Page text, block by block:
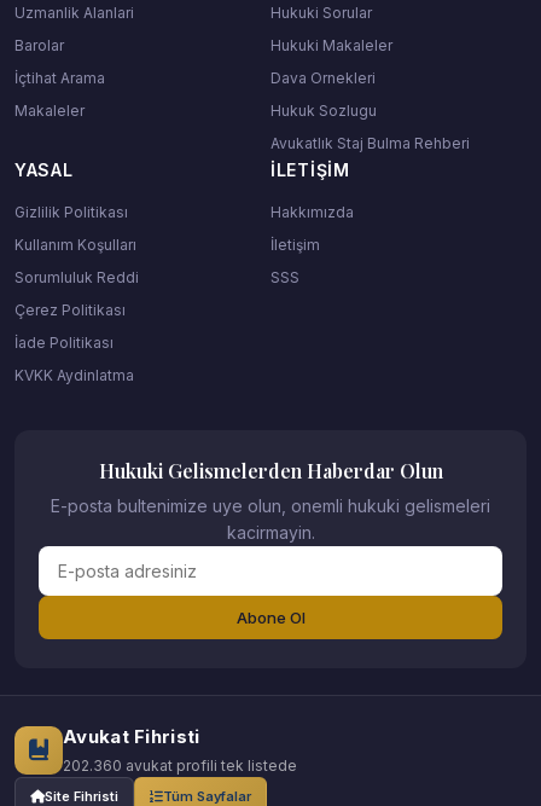
Uzmanlik Alanlari
Barolar
İçtihat Arama
Makaleler
Hukuki Sorular
Hukuki Makaleler
Dava Ornekleri
Hukuk Sozlugu
Avukatlık Staj Bulma Rehberi
YASAL
Gizlilik Politikası
Kullanım Koşulları
Sorumluluk Reddi
Çerez Politikası
İade Politikası
KVKK Aydinlatma
İLETIŞIM
Hakkımızda
İletişim
SSS
Hukuki Gelismelerden Haberdar Olun
E-posta bultenimize uye olun, onemli hukuki gelismeleri
kacirmayin.
Abone Ol
Avukat Fihristi
202.360 avukat profili tek listede
Site Fihristi Tüm Sayfalar